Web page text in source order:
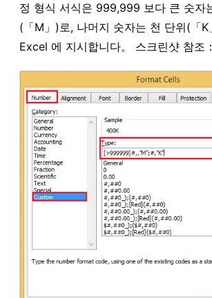
정 형식 서식은 999,999 보다 큰 숫자
(「M」)로, 나머지 숫자는 천 단위(「
Excel 에 지시합니다。 스크린샷 참조：